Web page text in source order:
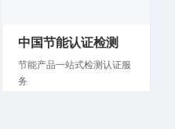
中国节能认证检测
节能产品一站式检测认证服
务